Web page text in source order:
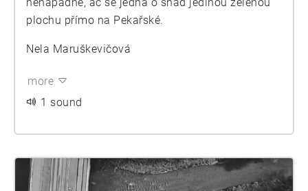
plochu přímo na Pekařské.
Nela Maruškevičová
more
1 sound